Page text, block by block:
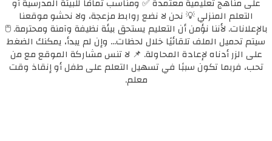
على مناهج تعليمية معتمدة ✅ ومناسب تمامًا للبيئة المدرسية أو
التعلم المنزلي 💡 نحن لا نضع روابط مزعجة، ولا نحشو موقعنا
بالإعلانات. لأننا نؤمن أن التعليم يستحق بيئة نظيفة وآمنة ومحترمة. 🖱️
سيتم تحميل الملف تلقائيًا خلال لحظات... وإن لم يبدأ، يمكنك الضغط
على الزر أدناه لإعادة المحاولة. 📌 لا تنس مشاركة الموقع مع من
تحب، فربما تكون سببًا في تسهيل التعلم على طفل أو إنقاذ وقت
معلم.